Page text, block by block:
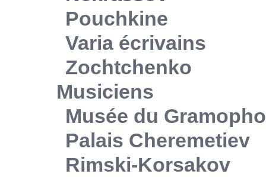
Pouchkine
Varia écrivains
Zochtchenko
Musiciens
Musée du
Palais Cheremetiev
Rimski-Korsakov